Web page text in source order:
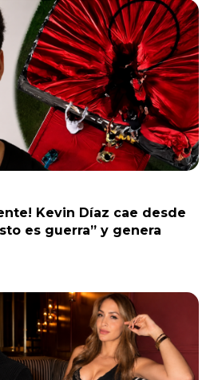
Kevin Díaz cae desde
es guerra” y genera